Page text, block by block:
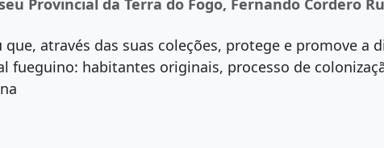
Provincial da Terra do Fogo, Fernando Cordero
que, através das suas coleções, protege e promove
fueguino: habitantes originais, processo de